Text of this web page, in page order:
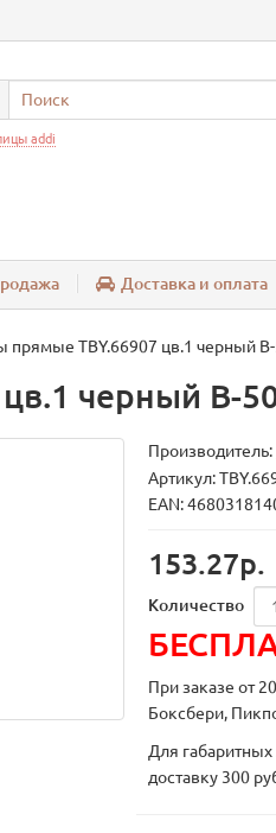
addi
Доставка и оплата
прямые TBY.66907 цв.1 черный
черный B-
Производитель:
Артикул:
EAN:
153.27р.
Количество
При заказе от
Боксбери,
Для габаритных
доставку 300